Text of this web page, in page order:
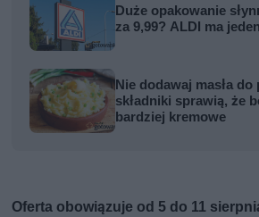
Duże opakowanie
za 9,99? ALDI ma
Nie dodawaj masła do
składniki sprawią, że
bardziej kremowe
Oferta obowiązuje od 5 do 11